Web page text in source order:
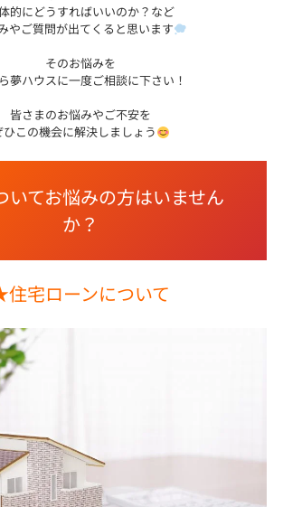
的にどうすればいいのか？など
やご質問が出てくると思います
そのお悩みを
夢ハウスに一度ご相談に下さい！
皆さまのお悩みやご不安を
ひこの機会に解決しましょう
いてお悩みの方はいません
か？
宅ローンについて